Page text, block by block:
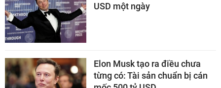
USD một ngày
Elon Musk tạo ra điều chưa
từng có: Tài sản chuẩn bị cán